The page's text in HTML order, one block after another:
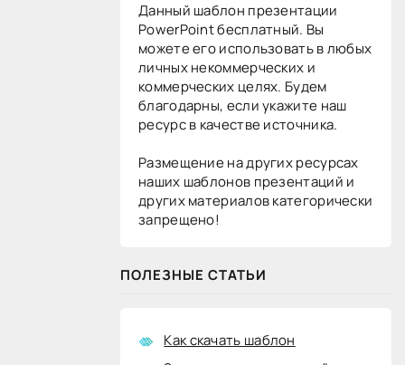
Данный шаблон презентации
PowerPoint бесплатный. Вы
можете его использовать в любых
личных некоммерческих и
коммерческих целях. Будем
благодарны, если укажите наш
ресурс в качестве источника.
Размещение на других ресурсах
наших шаблонов презентаций и
других материалов категорически
запрещено!
ПОЛЕЗНЫЕ СТАТЬИ
Как скачать шаблон